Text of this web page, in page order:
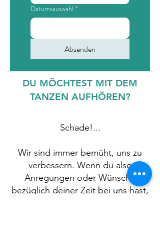
Datumsauswahl *
Absenden
DU MÖCHTEST MIT DEM
TANZEN AUFHÖREN?
Schade!...
Wir sind immer bemüht, uns zu
verbessern. Wenn du also
Anregungen oder Wünsche
bezüglich deiner Zeit bei uns hast,